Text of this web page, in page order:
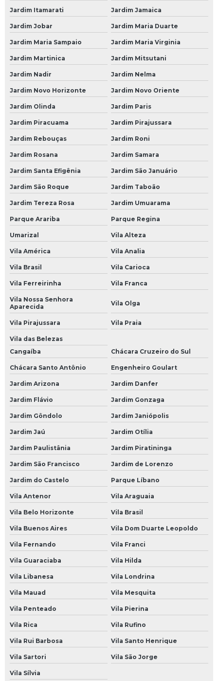
Centro Automotivo
Mecânica Automotiva
Mecânica Automotiva em São Paulo
Mecânica Automotiva em SP
Mecânica Automotiva na Avenida do Estado
Mecânica Automotiva na Paulista
Mecânica Automotiva na Zona Leste
Mecânica Automotiva na Zona Norte
Mecânica Automotiva na Zona Oeste
Mecânica Automóvel
Mecânica Carros
Mecânica de Automóveis
Mecânica de Autos
Mecânica de Carros
Mecânica de Motores
Mecânica em Geral
Mecânico Automotivo
Mecânico de Automóveis
Mecânico de Carros
Oficina Mecânica Automotiva
Oficinas Mecânicas
Oficina de Mecânica
Oficina Mecânica
Oficina Mecânica 24 Horas Automotiva
Oficina Mecânica 24h
Oficina Mecânica Aberta
Oficina Mecânica Aberta Agora
Oficina Mecânica Automotiva 24 Horas
Oficina Mecânica Câmbio Automático
Oficina Mecânica Carros
Oficina Mecânica Chevrolet
Oficina Mecânica de Ar Condicionado Automotivo
Oficina Mecânica de Automóveis
Oficina Mecânica de Carros
Oficina Mecânica de Motos
Oficina Mecânica Direção Hidráulica
Jardim Itamarati Jardim Jamaica
Jardim Jobar Jardim Maria Duarte
Jardim Maria Sampaio Jardim Maria Virginia
Jardim Martinica Jardim Mitsutani
Jardim Nadir Jardim Nelma
Jardim Novo Horizonte Jardim Novo Oriente
Jardim Olinda Jardim Paris
Jardim Piracuama Jardim Pirajussara
Jardim Rebouças Jardim Roni
Jardim Rosana Jardim Samara
Jardim Santa Efigênia Jardim São Januário
Jardim São Roque Jardim Taboão
Jardim Tereza Rosa Jardim Umuarama
Parque Arariba Parque Regina
Umarizal Vila Alteza
Vila América Vila Analia
Vila Brasil Vila Carioca
Vila Ferreirinha Vila Franca
Vila Nossa Senhora
Aparecida
Vila Olga
Vila Pirajussara Vila Praia
Vila das Belezas
Cangaíba
Chácara Cruzeiro do Sul
Chácara Santo Antônio Engenheiro Goulart
Jardim Arizona Jardim Danfer
Jardim Flávio Jardim Gonzaga
Jardim Gôndolo Jardim Janiópolis
Jardim Jaú Jardim Otília
Jardim Paulistânia Jardim Piratininga
Jardim São Francisco Jardim de Lorenzo
Jardim do Castelo Parque Líbano
Vila Antenor Vila Araguaia
Vila Belo Horizonte Vila Brasil
Vila Buenos Aires Vila Dom Duarte Leopoldo
Vila Fernando Vila Franci
Vila Guaraciaba Vila Hilda
Vila Libanesa Vila Londrina
Vila Mauad Vila Mesquita
Vila Penteado Vila Pierina
Vila Rica Vila Rufino
Vila Rui Barbosa Vila Santo Henrique
Vila Sartori Vila São Jorge
Vila Sílvia